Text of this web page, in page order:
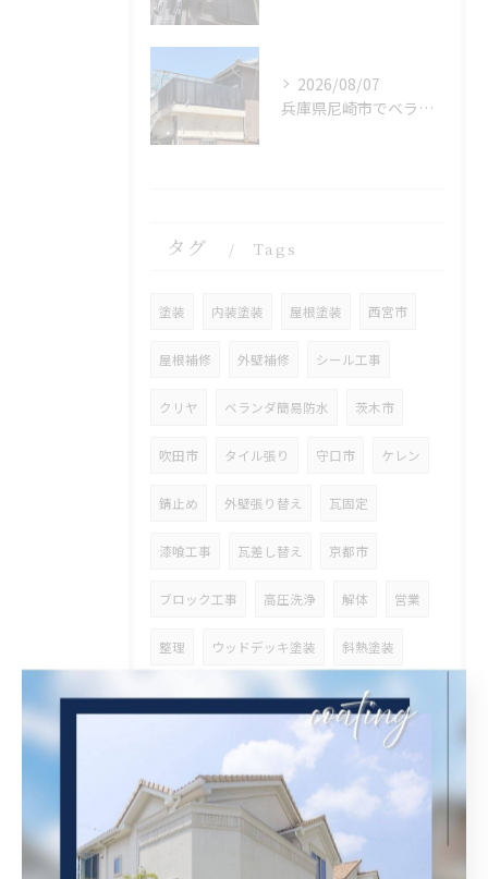
2026/08/07
兵庫県尼崎市でベランダリフォームを完工しました。
タグ Tags
塗装 内装塗装 屋根塗装 西宮市
屋根補修 外壁補修 シール工事
クリヤ ベランダ簡易防水 茨木市
吹田市 タイル張り 守口市 ケレン
錆止め 外壁張り替え 瓦固定
漆喰工事 瓦差し替え 京都市
ブロック工事 高圧洗浄 解体 営業
整理 ウッドデッキ塗装 斜熱塗装
鉄骨塗装 タスペーサー 高石市
兵庫県 その他塗装
オイルステン 大阪府 外壁斜熱塗装
屋根斜熱塗装 足場組立 天井解体